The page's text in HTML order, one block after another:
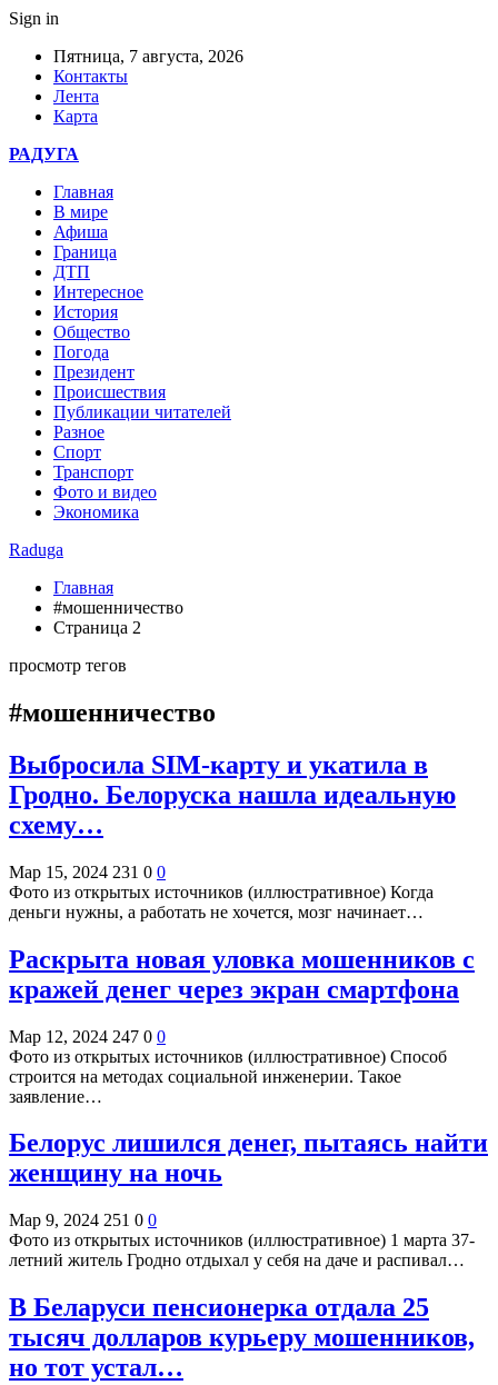
Sign in
Пятница, 7 августа, 2026
Контакты
Лента
Карта
РАДУГА
Главная
В мире
Афиша
Граница
ДТП
Интересное
История
Общество
Погода
Президент
Происшествия
Публикации читателей
Разное
Спорт
Транспорт
Фото и видео
Экономика
Raduga
Главная
#мошенничество
Страница 2
просмотр тегов
#мошенничество
Выбросила SIM-карту и укатила в
Гродно. Белоруска нашла идеальную
схему…
Мар 15, 2024 231 0 0
Фото из открытых источников (иллюстративное) Когда
деньги нужны, а работать не хочется, мозг начинает…
Раскрыта новая уловка мошенников с
кражей денег через экран смартфона
Мар 12, 2024 247 0 0
Фото из открытых источников (иллюстративное) Способ
строится на методах социальной инженерии. Такое
заявление…
Белорус лишился денег, пытаясь найти
женщину на ночь
Мар 9, 2024 251 0 0
Фото из открытых источников (иллюстративное) 1 марта 37-
летний житель Гродно отдыхал у себя на даче и распивал…
В Беларуси пенсионерка отдала 25
тысяч долларов курьеру мошенников,
но тот устал…